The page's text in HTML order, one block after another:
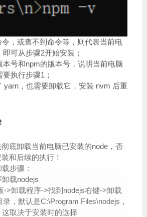
，或查不到命令等，则代表当前电
可从步骤2开始安装；
本号和npm的版本号，说明当前电脑
执行步骤1；
yarn，也需要卸载它，安装 nvm 后重
底卸载当前电脑已安装的node，否
和后续的执行！
步骤：
载nodejs
程序->找到nodejs右键->卸载
，默认是C:\Program Files\nodejs，
取决于安装时的选择